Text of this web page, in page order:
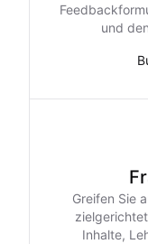
und
Greifen Sie
Inhalte,